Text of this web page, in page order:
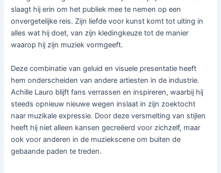
slaagt hij erin om het publiek mee te nemen op een
onvergetelijke reis. Zijn liefde voor kunst komt tot uiting in
alles wat hij doet, van zijn kledingkeuze tot de manier
waarop hij zijn muziek vormgeeft.
Deze combinatie van geluid en visuele presentatie heeft
hem onderscheiden van andere artiesten in de industrie.
Achille Lauro blijft fans verrassen en inspireren, waarbij hij
steeds opnieuw nieuwe wegen inslaat in zijn zoektocht
naar muzikale expressie. Door deze versmelting van stijlen
heeft hij niet alleen kansen gecreëerd voor zichzelf, maar
ook voor anderen in de muziekscene om buiten de
gebaande paden te treden.